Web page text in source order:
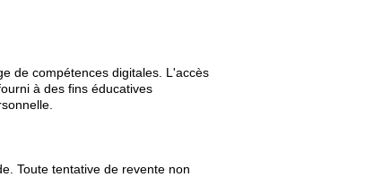
de compétences digitales. L'accès
à des fins éducatives
Toute tentative de revente non